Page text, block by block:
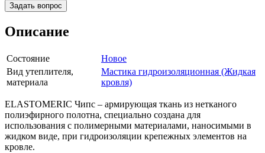
Задать вопрос
Описание
Состояние
Новое
Вид утеплителя,
материала
Мастика гидроизоляционная (Жидкая
кровля)
ELASTOMERIC Чипс – армирующая ткань из нетканого
полиэфирного полотна, специально создана для
использования с полимерными материалами, наносимыми в
жидком виде, при гидроизоляции крепежных элементов на
кровле.